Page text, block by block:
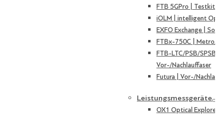
FTB 5GPro | Testkit
iOLM | intelligent
EXFO Exchange |
FTBx-750C | Metro/
FTB-LTC/PSB/SPSB
Vor-/Nachlauffaser
Futura | Vor-/
Leistungsmessgeräte
OX1 Optical Explorer